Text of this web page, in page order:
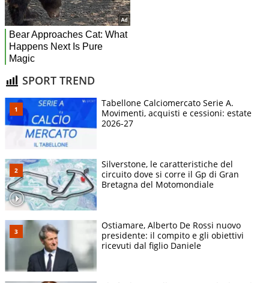
SPORT TREND
Tabellone Calciomercato Serie A.
Movimenti, acquisti e cessioni: estate
2026-27
Silverstone, le caratteristiche del
circuito dove si corre il Gp di Gran
Bretagna del Motomondiale
Ostiamare, Alberto De Rossi nuovo
presidente: il compito e gli obiettivi
ricevuti dal figlio Daniele